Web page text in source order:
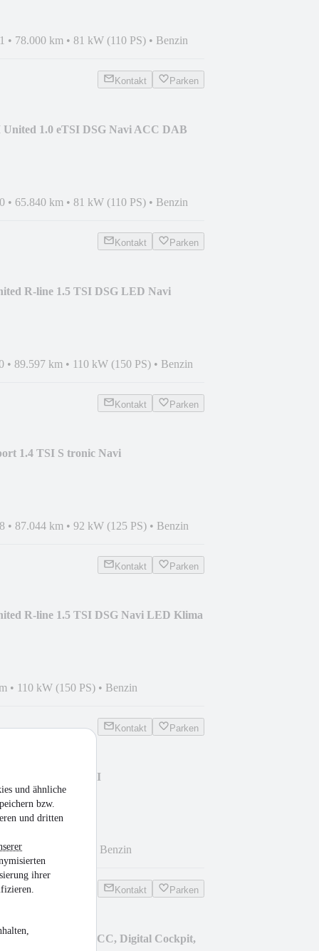
und ähnliche
bzw.
und dritten
ihrer
• 78.000 km • 81 kW (110 PS) • Benzin
Kontakt Parken
1.0 eTSI DSG Navi ACC DAB
• 65.840 km • 81 kW (110 PS) • Benzin
Kontakt Parken
R-line 1.5 TSI DSG LED Navi
• 89.597 km • 110 kW (150 PS) • Benzin
Kontakt Parken
1.4 TSI S tronic Navi
• 87.044 km • 92 kW (125 PS) • Benzin
Kontakt Parken
R-line 1.5 TSI DSG Navi LED Klima
• 110 kW (150 PS) • Benzin
Kontakt Parken
Sound 1.2 TSI
•81 kW (110 PS) Benzin
Kontakt Parken
Adelaide 19, ACC, Digital Cockpit,